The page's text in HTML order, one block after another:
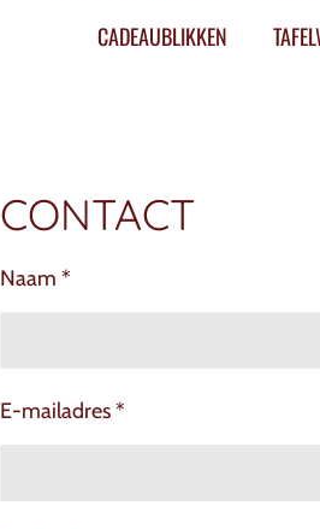
CADEAUBLIKKEN
CONTACT
Naam *
E-mailadres *